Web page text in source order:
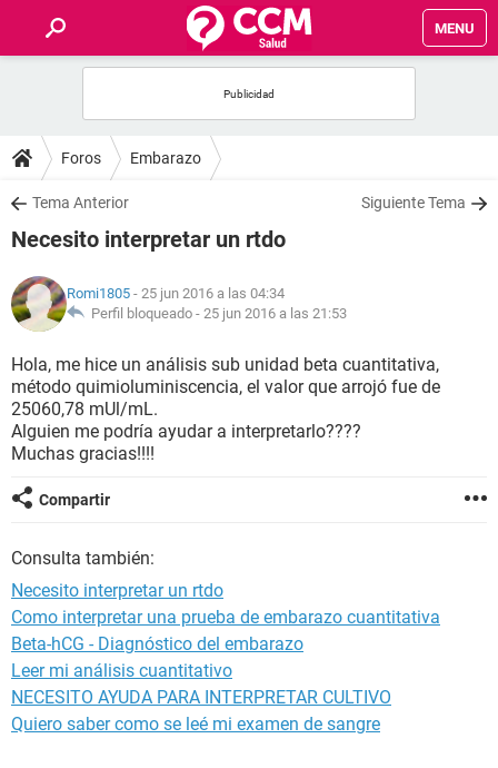
MENU
FOROS
SALUD
NUTRICIÓN
BIENESTAR
SEXUALIDAD
GLOSARIO
Foros Embarazo
Tema Anterior Siguiente Tema
Necesito interpretar un rtdo
Romi1805 - 25 jun 2016 a las 04:34
Perfil bloqueado - 25 jun 2016 a las 21:53
Hola, me hice un análisis sub unidad beta cuantitativa,
método quimioluminiscencia, el valor que arrojó fue de
25060,78 mUl/mL.
Alguien me podría ayudar a interpretarlo????
Muchas gracias!!!!
Compartir
Consulta también:
Necesito interpretar un rtdo
Como interpretar una prueba de embarazo cuantitativa
Beta-hCG - Diagnóstico del embarazo
Leer mi análisis cuantitativo
NECESITO AYUDA PARA INTERPRETAR CULTIVO
Quiero saber como se leé mi examen de sangre